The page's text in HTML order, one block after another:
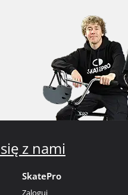
z nami
SkatePro
Zaloguj